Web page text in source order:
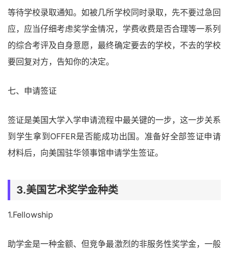
等待学校录取通知。如被几所学校同时录取，先不要过急回
应，应当仔细考虑奖学金情况，学费收费是否合理等一系列
的综合考评及自身意愿，最终确定要去的学校，不去的学校
要回复对方，告知你的决定。
七、申请签证
签证是美国大学入学申请流程中最关键的一步，这一步关系
到学生拿到OFFER是否能成功出国。准备好全部签证申请
材料后，向美国驻华领事馆申请学生签证。
3.美国艺术奖学金种类
1.Fellowship
助学金是一种金额、但竞争最激烈的非服务性奖学金，一般